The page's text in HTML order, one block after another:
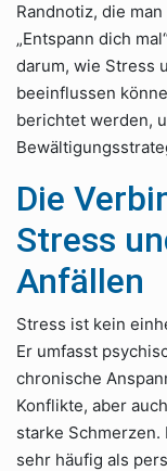
Randnotiz, die
„Entspann dich
darum, wie Stress
beeinflussen
berichtet werden,
Die
Stress
Anfällen
Stress ist kein
Er umfasst
chronische
Konflikte, aber
starke
sehr häufig als